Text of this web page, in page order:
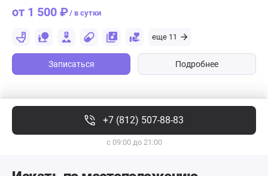
от 1 500 ₽/ в сутки
еще 11
Записаться Подробнее
+7 (812) 507-88-83
с 09:00 до 21:00